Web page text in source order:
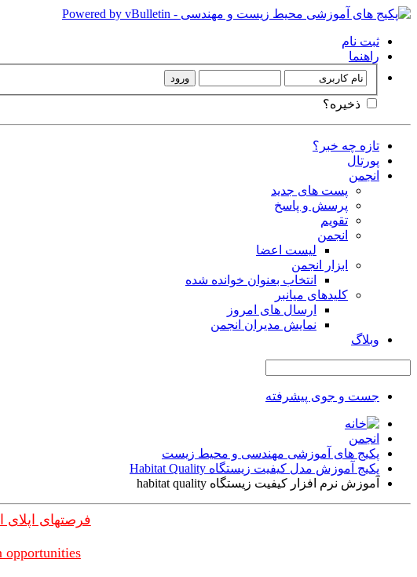
ثبت نام
راهنما
ذخیره؟
تازه چه خبر؟
پورتال
انجمن
پست های جدید
پرسش و پاسخ
تقویم
انجمن
لیست اعضا
ابزار انجمن
انتخاب بعنوان خوانده شده
کلیدهای میانبر
ارسال های امروز
نمایش مدیران انجمن
وبلاگ
جست و جوی پیشرفته
انجمن
پکیج های آموزشی مهندسی و محیط زیست
پکیج آموزش مدل کیفیت زیستگاه Habitat Quality
آموزش نرم افزار کیفیت زیستگاه habitat quality
فرصتهای
opportunities